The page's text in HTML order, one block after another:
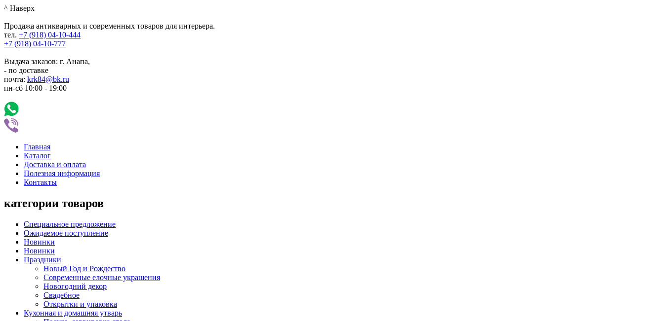
^ Наверх
Продажа антикварных и современных товаров для интерьера.
тел. +7 (918) 04-10-444
+7 (918) 04-10-777
Выдача заказов: г. Анапа,
- по доставке
почта: krk84@bk.ru
пн-сб 10:00 - 19:00
Главная
Каталог
Доставка и оплата
Полезная информация
Контакты
категории товаров
Специальное предложение
Ожидаемое поступление
Новинки
Новинки
Праздники
Новый Год и Рождество
Современные елочные украшения
Новогодний декор
Свадебное
Открытки и упаковка
Кухонная и домашняя утварь